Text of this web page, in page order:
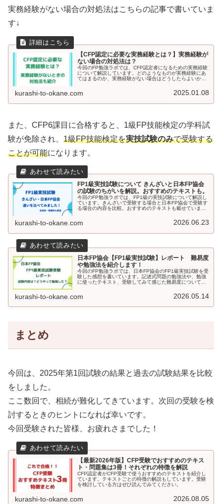
実務経験がない場合の対処法はこちらの記事で書いていま
す↓
【CFP認定に必要な実務経験とは？】実務経験が
ない場合の対処法は？
今回のFP勉強ラボでは、CFP認定者になるための実務経験
について解説しています。どのようなものが実務経験にあ
てはまるのか、実務経験がない場合はどうしたらよいかも
kurashi-to-okane.com 2025.01.08
また、CFP6課目に合格すると、1級FP技能検定の学科試
験が免除され、 1級FP技能検定を実技試験のみで受験する
ことが可能になります。
FP1級実技試験について きんざいと日本FP協会
の試験のちがいを解説。おすすめのテキストも。
今回のFP勉強ラボでは、FP1級の実技試験について解説し
ています。きんざいで受験する場合と日本FP協会で受験す
る場合の内容を比較。おすすめのテキストも載せていま
受験を検討している方はぜひ読んでみてください。
kurashi-to-okane.com 2026.06.23
日本FP協会【FP1級実技試験】レポート 難易度
や勉強法を紹介します！
今回のFP勉強ラボでは、日本FP協会のFP1級実技試験を受
験した感想を書いています。記述式問題の勉強法や、勉強
に使ったテキスト、受験してみて感じた難易度についても
討している方は、ぜひ読んでみてください。
kurashi-to-okane.com 2026.05.14
まとめ
今回は、2025年第1回試験の結果と過去の試験結果を比較
をしました。
ここ数回で、相続が難化してきています。次回の受験を検
討するときのヒントになれば幸いです。
今回受験された皆様、お疲れさまでした！
【最新2026年版】CFP受験でおすすめのテキス
ト・問題集は3冊！それぞれの特徴を解説
CFP認定者がCFP受験で使うおすすめのテキストを紹介し
ています。テキストごとの特徴の解説もしています。受験
を検討している方はぜひ読んでみてください。
kurashi-to-okane.com 2026.08.05